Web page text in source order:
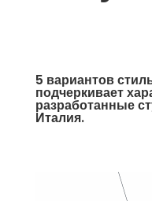
5 вариантов
подчеркивает
разработанные
Италия.